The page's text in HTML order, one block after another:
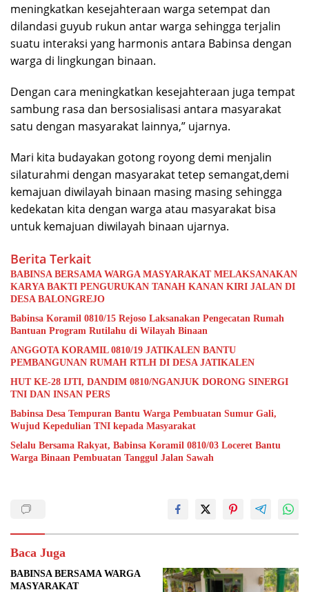
meningkatkan kesejahteraan warga setempat dan
dilandasi guyub rukun antar warga sehingga terjalin
suatu interaksi yang harmonis antara Babinsa dengan
warga di lingkungan binaan.
Dengan cara meningkatkan kesejahteraan juga tempat
sambung rasa dan bersosialisasi antara masyarakat
satu dengan masyarakat lainnya,” ujarnya.
Mari kita budayakan gotong royong demi menjalin
silaturahmi dengan masyarakat tetep semangat,demi
kemajuan diwilayah binaan masing masing sehingga
kedekatan kita dengan warga atau masyarakat bisa
untuk kemajuan diwilayah binaan ujarnya.
Berita Terkait
BABINSA BERSAMA WARGA MASYARAKAT MELAKSANAKAN
KARYA BAKTI PENGURUKAN TANAH KANAN KIRI JALAN DI
DESA BALONGREJO
Babinsa Koramil 0810/15 Rejoso Laksanakan Pengecatan Rumah
Bantuan Program Rutilahu di Wilayah Binaan
ANGGOTA KORAMIL 0810/19 JATIKALEN BANTU
PEMBANGUNAN RUMAH RTLH DI DESA JATIKALEN
HUT KE-28 IJTI, DANDIM 0810/NGANJUK DORONG SINERGI
TNI DAN INSAN PERS
Babinsa Desa Tempuran Bantu Warga Pembuatan Sumur Gali,
Wujud Kepedulian TNI kepada Masyarakat
Selalu Bersama Rakyat, Babinsa Koramil 0810/03 Loceret Bantu
Warga Binaan Pembuatan Tanggul Jalan Sawah
Baca Juga
BABINSA BERSAMA WARGA
MASYARAKAT